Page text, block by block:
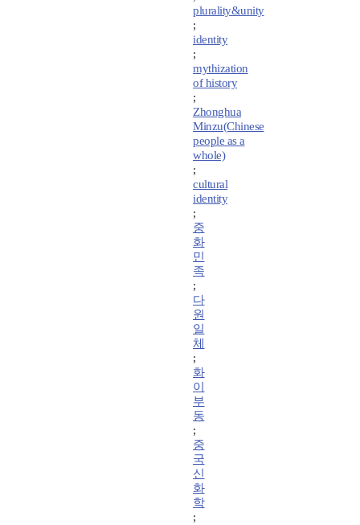
plurality&unity
;
identity
;
mythization
of history
;
Zhonghua
Minzu(Chinese
people as a
whole)
;
cultural
identity
;
중
화
민
족
;
다
원
일
체
;
화
이
부
동
;
중
국
신
화
학
;